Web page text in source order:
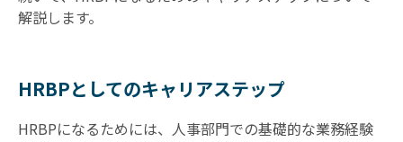
解説します。
HRBPとしてのキャリアステップ
HRBPになるためには、人事部門での基礎的な業務経験